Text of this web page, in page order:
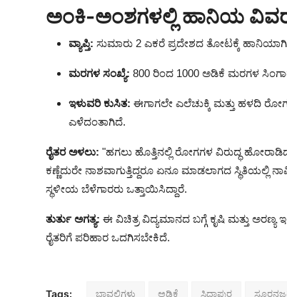
ಅಂಕಿ-ಅಂಶಗಳಲ್ಲಿ ಹಾನಿಯ
ವ್ಯಾಪ್ತಿ: ಸುಮಾರು 2 ಎಕರೆ ಪ್ರದೇಶದ ತೋಟಕ್ಕೆ
ಮರಗಳ ಸಂಖ್ಯೆ: 800 ರಿಂದ 1000 ಅಡಿಕೆ ಮರಗಳ
ಇಳುವರಿ ಕುಸಿತ: ಈಗಾಗಲೇ ಎಲೆಚುಕ್ಕಿ ಮತ್ತು ಹಳದಿ
ಎಳೆದಂತಾಗಿದೆ.
ರೈತರ ಅಳಲು: "ಹಗಲು ಹೊತ್ತಿನಲ್ಲಿ ರೋಗಗಳ ವಿರುದ್ಧ
ಕಣ್ಣೆದುರೇ ನಾಶವಾಗುತ್ತಿದ್ದರೂ ಏನೂ ಮಾಡಲಾಗದ ಸ್ಥಿತಿಯಲ್ಲಿ
ಸ್ಥಳೀಯ ಬೆಳೆಗಾರರು ಒತ್ತಾಯಿಸಿದ್ದಾರೆ.
ತುರ್ತು ಅಗತ್ಯ: ಈ ವಿಚಿತ್ರ ವಿದ್ಯಮಾನದ ಬಗ್ಗೆ ಕೃಷಿ ಮತ್ತು
ರೈತರಿಗೆ ಪರಿಹಾರ ಒದಗಿಸಬೇಕಿದೆ.
Tags: ಬಾವಲಿಗಳು ಅಡಿಕೆ ಸಿದ್ದಾಪುರ